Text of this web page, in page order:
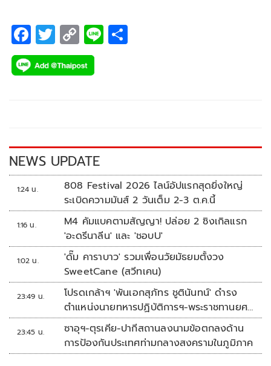
F
ac
e
k
T
wi
tt
C
o
p
k
Li
NEWS UPDATE
1:24 น.
808 Festival 2026 ไลน์อัปแรกสุดยิ่งใหญ่
ระเบิดความมันส์ 2 วันเต็ม 2-3 ต.ค.นี้
1:16 น.
M4 คัมแบคตามสัญญา! ปล่อย 2 ซิงเกิลแรก
'อะดรีนาลีน' และ 'ชอบU'
1:02 น.
'ดั๊ม คาราบาว' รวมเพื่อนวัยมัธยมตั้งวง
SweetCane (สวีทเคน)
23:49 น.
โปรดเกล้าฯ 'พันเอกสุภัทร ชูตินันทน์' ดำรง
ตำแหน่งนายทหารปฏิบัติการฯ-พระราชทานยศ
'พลตรี'
23:45 น.
ซาอุฯ-ตุรเคีย-ปากีสถานลงนามข้อตกลงด้าน
การป้องกันประเทศท่ามกลางสงครามในภูมิภาค